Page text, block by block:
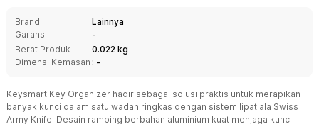
Brand
Lainnya
Garansi
-
Berat Produk
0.022 kg
Dimensi Kemasan : -
Keysmart Key Organizer hadir sebagai solusi praktis untuk merapikan
banyak kunci dalam satu wadah ringkas dengan sistem lipat ala Swiss
Army Knife. Desain ramping berbahan aluminium kuat menjaga kunci